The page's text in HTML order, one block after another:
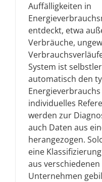
Auffälligkeiten in
entdeckt, etwa
Verbräuche,
System ist
automatisch den
individuelles
werden zur
auch Daten aus
herangezogen.
eine
aus
Unternehmen